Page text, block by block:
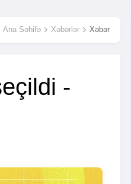
Ana Səhifə Xəbərlər Xəbər
-